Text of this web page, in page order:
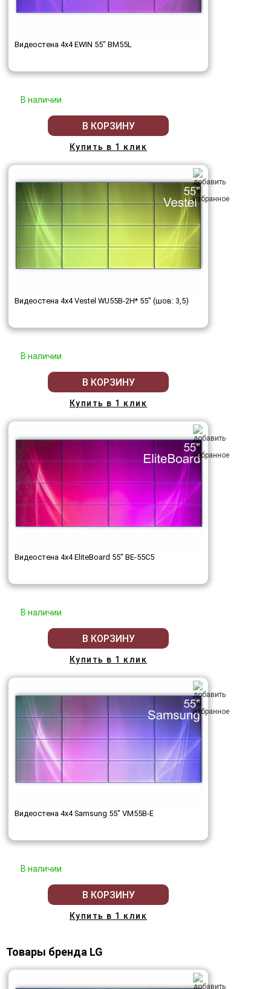
Видеостена 4x4 EWIN 55" BM55L
В наличии
В КОРЗИНУ
Купить в 1 клик
Видеостена 4x4 Vestel WU55B-2H* 55" (шов: 3,5)
В наличии
В КОРЗИНУ
Купить в 1 клик
Видеостена 4x4 EliteBoard 55" BE-55C5
В наличии
В КОРЗИНУ
Купить в 1 клик
Видеостена 4x4 Samsung 55" VM55B-E
В наличии
В КОРЗИНУ
Купить в 1 клик
Товары бренда LG